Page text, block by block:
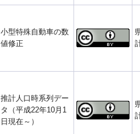
小型特殊自動車の数
値修正
推計人口時系列デー
タ（平成22年10月1
日現在～）